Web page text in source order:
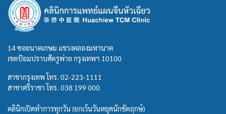
14 ซอยนาคเกษม แขวงคลองมหานาค
เขตป้อมปราบศัตรูพ่าย กรุงเทพฯ 10100
สาขากรุงเทพ โทร. 02-223-1111
สาขาศรีราชา โทร. 038 199 000
คลินิกเปิดทำการทุกวัน (ยกเว้นวันหยุดนักขัตฤกษ์)